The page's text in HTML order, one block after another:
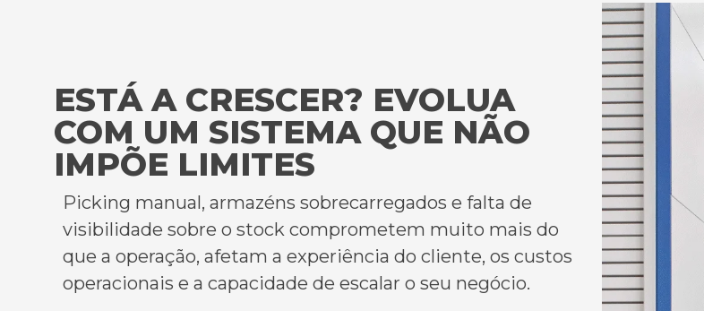
ESTÁ A CRESCER? EVOLUA
COM UM SISTEMA QUE NÃO
IMPÕE LIMITES
Picking manual, armazéns sobrecarregados e falta de
visibilidade sobre o stock comprometem muito mais do
que a operação, afetam a experiência do cliente, os custos
operacionais e a capacidade de escalar o seu negócio.